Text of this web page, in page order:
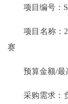
项目编号：
项目名称：
赛
预算金额/最
采购需求：负